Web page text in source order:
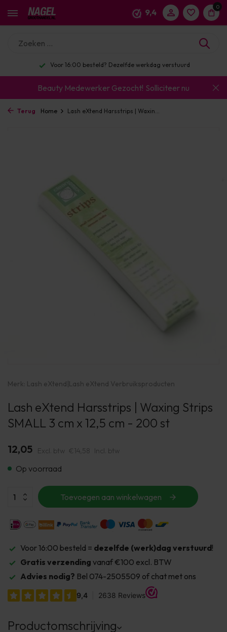
9,4
0
Voor 16:00 besteld? Dezelfde werkdag verstuurd
Beauty Medewerker Gezocht! Solliciteer nu
Terug Home Lash eXtend Harsstrips | Waxin...
Merk: Lash eXtend|Lash eXtend Verbruiksproducten
Lash eXtend Harsstrips | Waxing Strips
SMALL 3 cm x 12,5 cm - 200 st
12,05 Excl. btw €14,58 Incl. btw
Op voorraad
Toevoegen aan winkelwagen
Voor 16:00 besteld = dezelfde (werk)dag verstuurd!
Gratis verzending vanaf €100 excl. BTW
Advies nodig? Bel 074-2505509 of chat met ons
Productomschrijving